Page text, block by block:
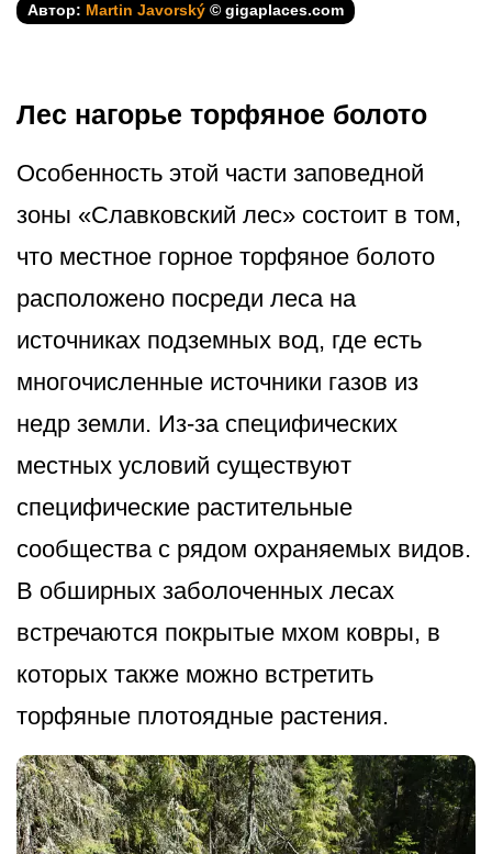
Автор: Martin Javorský © gigaplaces.com
Лес нагорье торфяное болото
Особенность этой части заповедной
зоны «Славковский лес» состоит в том,
что местное горное торфяное болото
расположено посреди леса на
источниках подземных вод, где есть
многочисленные источники газов из
недр земли. Из-за специфических
местных условий существуют
специфические растительные
сообщества с рядом охраняемых видов.
В обширных заболоченных лесах
встречаются покрытые мхом ковры, в
которых также можно встретить
торфяные плотоядные растения.